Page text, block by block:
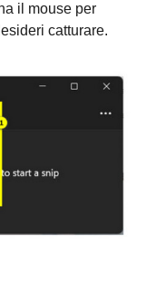
il mouse per
catturare.